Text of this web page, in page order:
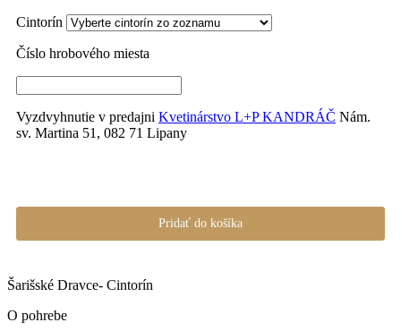
Cintorín
Číslo hrobového miesta
Vyzdvyhnutie v predajni Kvetinárstvo L+P KANDRÁČ Nám.
sv. Martina 51, 082 71 Lipany
Pridať do košíka
Šarišské Dravce- Cintorín
O pohrebe